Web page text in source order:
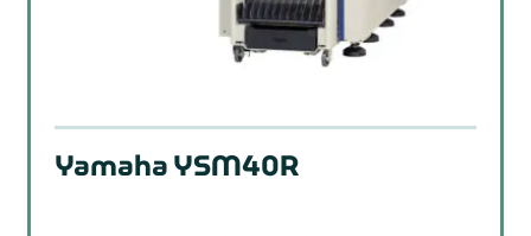
Yamaha YSM40R